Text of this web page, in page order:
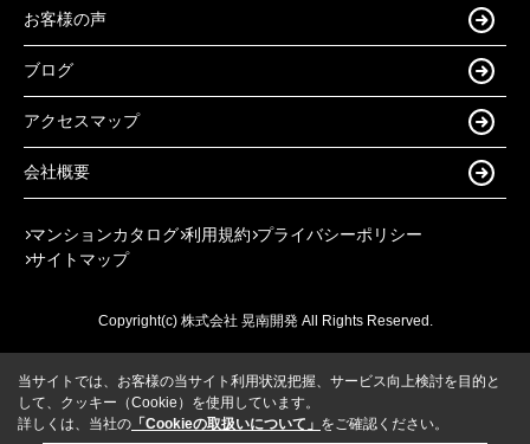
お客様の声
ブログ
アクセスマップ
会社概要
マンションカタログ 利用規約 プライバシーポリシー
サイトマップ
Copyright(c) 株式会社 晃南開発 All Rights Reserved.
当サイトでは、お客様の当サイト利用状況把握、サービス向上検討を目的と
して、クッキー（Cookie）を使用しています。
詳しくは、当社の 「Cookieの取扱いについて」 をご確認ください。